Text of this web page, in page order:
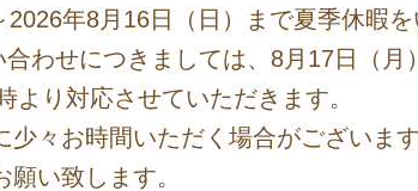
年8月16日（日）まで夏季休暇を
わせにつきましては、8月17日（月
り対応させていただきます。
々お時間いただく場合がございます
い致します。